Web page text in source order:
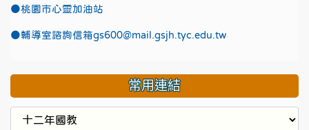
●桃園市心靈加油站
●輔導室諮詢信箱gs600@mail.gsjh.tyc.edu.tw
常用連結